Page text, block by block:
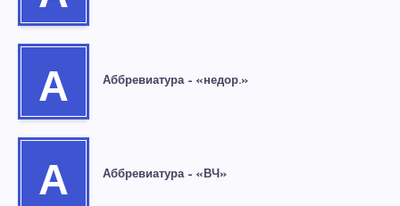
А Аббревиатура – «недор.»
А Аббревиатура – «ВЧ»